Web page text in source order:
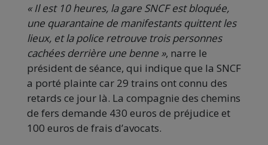
« Il est 10 heures, la gare SNCF est bloquée,
une quarantaine de manifestants quittent les
lieux, et la police retrouve trois personnes
cachées derrière une benne », narre le
président de séance, qui indique que la SNCF
a porté plainte car 29 trains ont connu des
retards ce jour là. La compagnie des chemins
de fers demande 430 euros de préjudice et
100 euros de frais d’avocats.